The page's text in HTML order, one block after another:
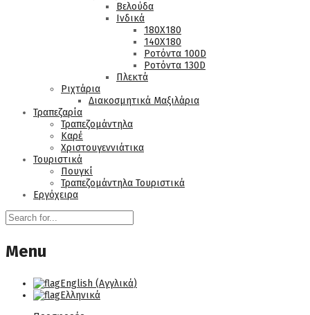
Βελούδα
Ινδικά
180Χ180
140Χ180
Ροτόντα 100D
Ροτόντα 130D
Πλεκτά
Ριχτάρια
Διακοσμητικά Μαξιλάρια
Τραπεζαρία
Τραπεζομάντηλα
Καρέ
Χριστουγεννιάτικα
Τουριστικά
Πουγκί
Τραπεζομάντηλα Τουριστικά
Εργόχειρα
Menu
English (Αγγλικά)
Ελληνικά